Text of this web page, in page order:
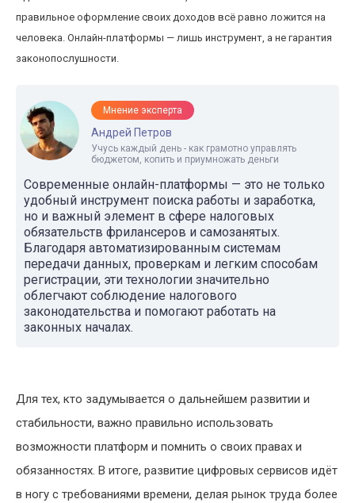
правильное оформление своих доходов всё равно ложится на
человека. Онлайн-платформы — лишь инструмент, а не гарантия
законопослушности.
Мнение эксперта
Андрей Петров
Учусь каждый день - как грамотно управлять
бюджетом, копить и приумножать деньги
Современные онлайн-платформы — это не только
удобный инструмент поиска работы и заработка,
но и важный элемент в сфере налоговых
обязательств фрилансеров и самозанятых.
Благодаря автоматизированным системам
передачи данных, проверкам и легким способам
регистрации, эти технологии значительно
облегчают соблюдение налогового
законодательства и помогают работать на
законных началах.
Для тех, кто задумывается о дальнейшем развитии и
стабильности, важно правильно использовать
возможности платформ и помнить о своих правах и
обязанностях. В итоге, развитие цифровых сервисов идёт
в ногу с требованиями времени, делая рынок труда более